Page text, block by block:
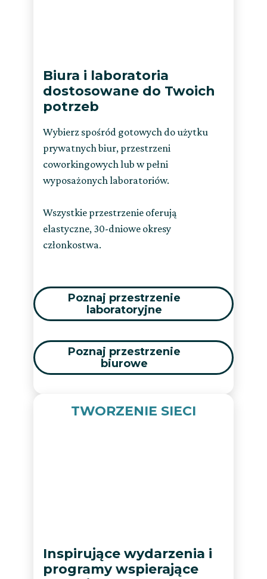
Biura i laboratoria
dostosowane do Twoich
potrzeb
Wybierz spośród gotowych do użytku
prywatnych biur, przestrzeni
coworkingowych lub w pełni
wyposażonych laboratoriów.
Wszystkie przestrzenie oferują
elastyczne, 30-dniowe okresy
członkostwa.
Poznaj przestrzenie
laboratoryjne
Poznaj przestrzenie
biurowe
TWORZENIE SIECI
Inspirujące wydarzenia i
programy wspierające